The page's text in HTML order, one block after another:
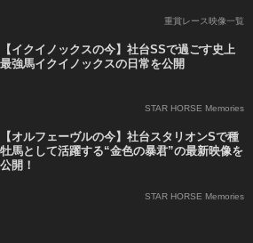
重賞レース映像一覧
【イクイノックスの今】社台SSで過ごす史上
最強馬イクイノックスの日常を公開
STAR HORSE Memories
【オルフェーヴルの今】社台スタリオンSで種
牡馬として活躍する“金色の暴君”の最新映像を
公開！
STAR HORSE Memories